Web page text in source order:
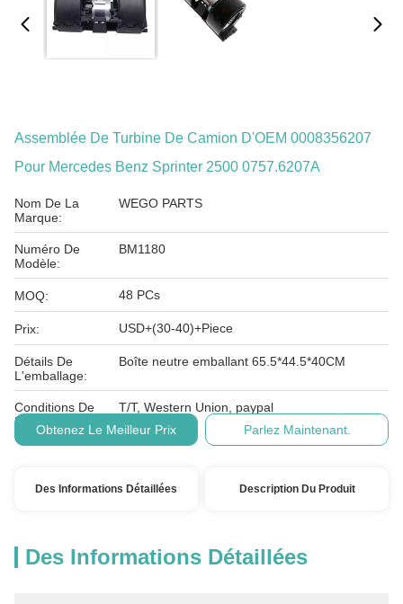
Assemblée De Turbine De Camion D'OEM 0008356207
Pour Mercedes Benz Sprinter 2500 0757.6207A
Nom De La
Marque:
WEGO PARTS
Numéro De
Modèle:
BM1180
MOQ: 48 PCs
Prix: USD+(30-40)+Piece
Détails De
L'emballage:
Boîte neutre emballant 65.5*44.5*40CM
Conditions De
Paiement:
T/T, Western Union, paypal
Obtenez Le Meilleur Prix
Parlez Maintenant.
Des Informations Détaillées Description Du Produit
Des Informations Détaillées